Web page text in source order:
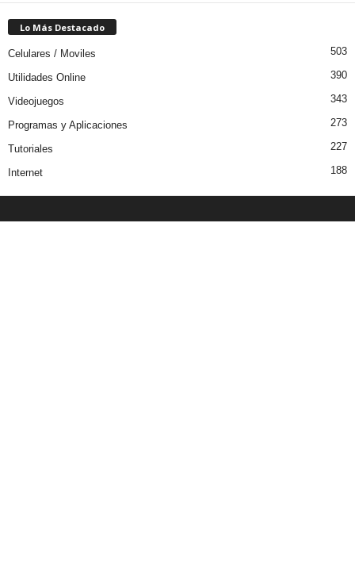
Lo Más Destacado
Celulares / Moviles 503
Utilidades Online 390
Videojuegos 343
Programas y Aplicaciones 273
Tutoriales 227
Internet 188